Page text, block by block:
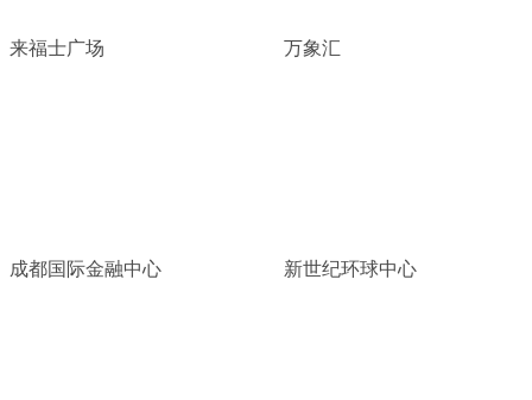
来福士广场 万象汇
成都国际金融中心 新世纪环球中心